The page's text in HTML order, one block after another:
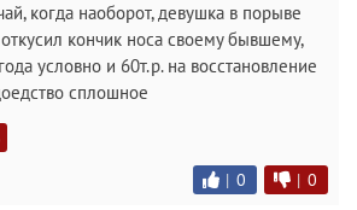
когда наоборот, девушка в порыве
кончик носа своему бывшему,
условно и 60т.р. на восстановление
сплошное
| 0 | 0